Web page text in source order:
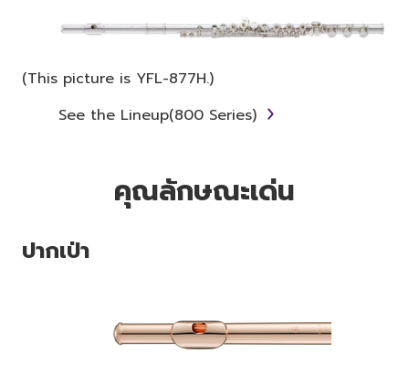
(This picture is YFL-877H.)
See the Lineup(800 Series)
คุณลักษณะเด่น
ปากเป่า